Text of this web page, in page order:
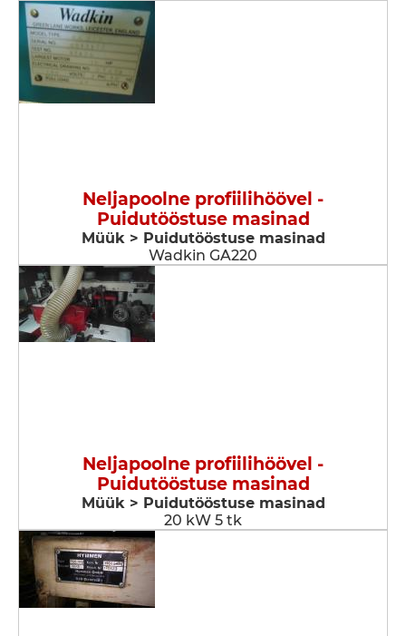
Neljapoolne profiilihöövel -
Puidutööstuse masinad
Müük > Puidutööstuse masinad
Wadkin GA220
Neljapoolne profiilihöövel -
Puidutööstuse masinad
Müük > Puidutööstuse masinad
20 kW 5 tk